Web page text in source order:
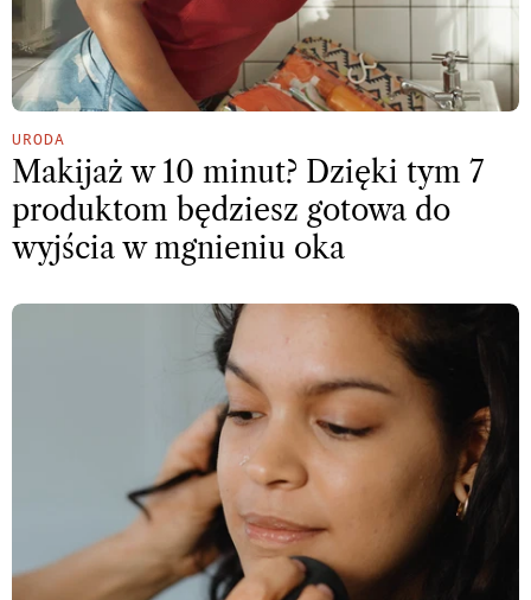
URODA
Makijaż w 10 minut? Dzięki tym 7
produktom będziesz gotowa do
wyjścia w mgnieniu oka